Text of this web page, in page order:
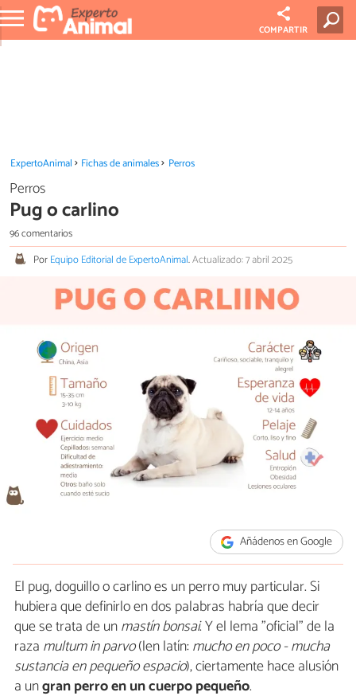
COMPARTIR
ExpertoAnimal Fichas de animales Perros
Perros
Pug o carlino
96 comentarios
PorEquipo Editorial de ExpertoAnimal.Actualizado: 7 abril 2025
Añádenos en Google
El pug, doguillo o carlino es un perro muy particular. Si
hubiera que definirlo en dos palabras habría que decir
que se trata de unmastín bonsai. Y el lema "oficial" de la
raza multum in parvo(len latín:mucho en poco - mucha
sustancia en pequeño espacio), ciertamente hace alusión
a ungran perro en un cuerpo pequeño.